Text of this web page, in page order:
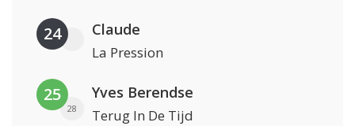
24 Claude
La Pression
25
28
Yves Berendse
Terug In De Tijd